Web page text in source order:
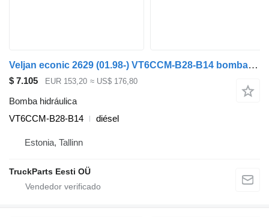
Veljan econic 2629 (01.98-) VT6CCM-B28-B14 bomba hidráulica para Mercedes-Benz Econic (1998-2014) cabeza tractora
$ 7.105 EUR 153,20 ≈ US$ 176,80
Bomba hidráulica
VT6CCM-B28-B14
diésel
Estonia, Tallinn
TruckParts Eesti OÜ